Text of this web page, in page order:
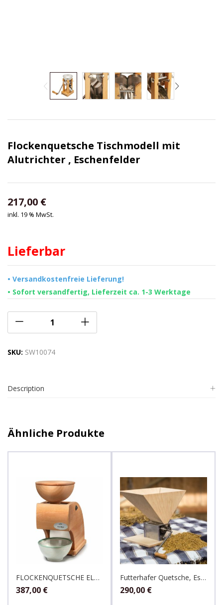
Flockenquetsche Tischmodell mit
Alutrichter , Eschenfelder
217,00 €
inkl. 19 % MwSt.
Lieferbar
• Versandkostenfreie Lieferung!
• Sofort versandfertig, Lieferzeit ca. 1-3 Werktage
SKU: SW10074
Description
Ähnliche Produkte
FLOCKENQUETSCHE ELEKTRISCHE FLOCMAN, KOMO
387,00 €
Futterhafer Quetsche, Eschenfelder
290,00 €